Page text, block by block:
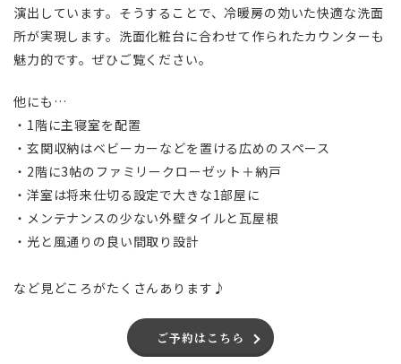
演出しています。そうすることで、冷暖房の効いた快適な洗面
所が実現します。洗面化粧台に合わせて作られたカウンターも
魅力的です。ぜひご覧ください。
他にも…
・1階に主寝室を配置
・玄関収納はベビーカーなどを置ける広めのスペース
・2階に3帖のファミリークローゼット＋納戸
・洋室は将来仕切る設定で大きな1部屋に
・メンテナンスの少ない外壁タイルと瓦屋根
・光と風通りの良い間取り設計
など見どころがたくさんあります♪
ご予約はこちら